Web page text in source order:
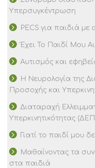
Υπερσυγκέντρωση
PECS για παιδιά με
Έχει Το Παιδί Μου
Αυτισμός και
Η Νευρολογία της
Προσοχής και
Διαταραχή
Υπερκινητικότητας
Γιατί το παιδί μου
Μαθαίνοντας τα
στα παιδιά